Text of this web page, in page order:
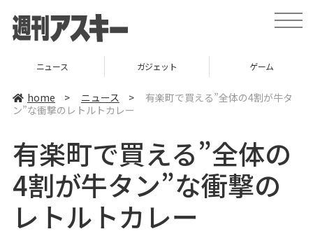
t
o
v
i
o
ニュース ガジェット ゲーム
home > ニュース >
有楽町で買える”全体の4割が牛タ
ン”な衝撃のレトルトカレー
有楽町で買える”全体の
4割が牛タン”な衝撃の
レトルトカレー